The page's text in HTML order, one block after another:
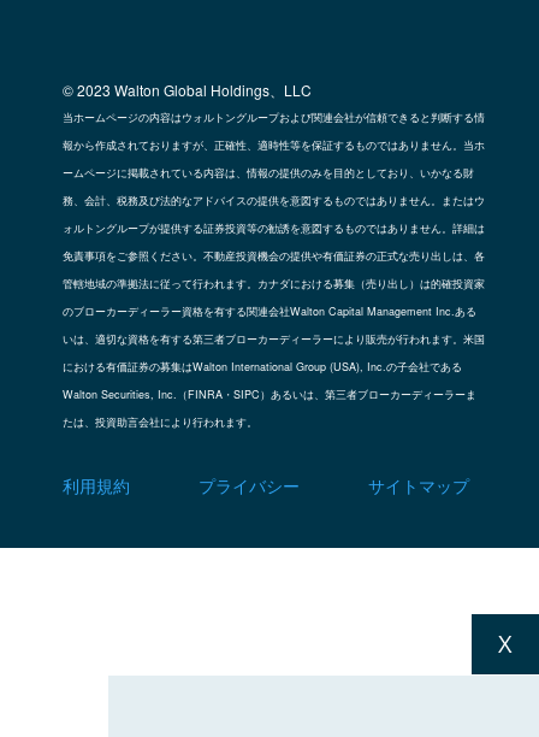
© 2023 Walton Global Holdings、LLC
当ホームページの内容はウォルトングループおよび関連会社が信頼できると判断する情
報から作成されておりますが、正確性、適時性等を保証するものではありません。当ホ
ームページに掲載されている内容は、情報の提供のみを目的としており、いかなる財
務、会計、税務及び法的なアドバイスの提供を意図するものではありません。またはウ
ォルトングループが提供する証券投資等の勧誘を意図するものではありません。詳細は
免責事項をご参照ください。不動産投資機会の提供や有価証券の正式な売り出しは、各
管轄地域の準拠法に従って行われます。カナダにおける募集（売り出し）は的確投資家
のブローカーディーラー資格を有する関連会社Walton Capital Management Inc.ある
いは、適切な資格を有する第三者ブローカーディーラーにより販売が行われます。米国
における有価証券の募集はWalton International Group (USA), Inc.の子会社である
Walton Securities, Inc.（FINRA・SIPC）あるいは、第三者ブローカーディーラーま
たは、投資助言会社により行われます。
利用規約 プライバシー サイトマップ
X